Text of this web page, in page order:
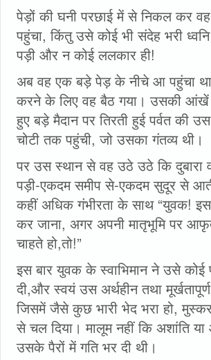
पेड़ों की घनी परछाई में से निकल कर
पहुंचा, किंतु उसे कोई भी संदेह भरी
पड़ी और न कोई ललकार ही!
अब वह एक बड़े पेड़ के नीचे आ पहुंचा
करने के लिए वह बैठ गया। उसकी
हुए बड़े मैदान पर तिरती हुई पर्वत की
चोटी तक पहुंची, जो उसका गंतव्य थी।
पर उस स्थान से वह उठे उठे कि दुबारा
पड़ी-एकदम समीप से-एकदम सुदूर से
कहीं अधिक गंभीरता के साथ “युवक! इस
कर जाना, अगर अपनी मातृभूमि पर
चाहते हो,तो!”
इस बार युवक के स्वाभिमान ने उसे कोई
दी,और स्वयं उस अर्थहीन तथा
जिसमें जैसे कुछ भारी भेद भरा हो,
से चल दिया। मालूम नहीं कि अशांति
उसके पैरों में गति भर दी थी।